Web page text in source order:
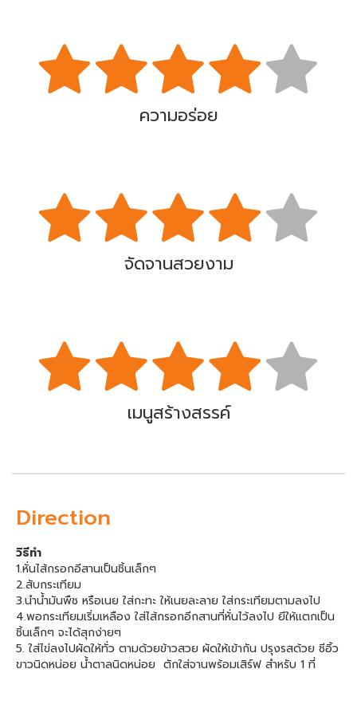
ความอร่อย
จัดจานสวยงาม
เมนูสร้างสรรค์
Direction
วิธีทำ
1.หั่นไส้กรอกอีสานเป็นชิ้นเล็กๆ
2.สับกระเทียม
3.นำน้ำมันพืช หรือเนย ใส่กะทะ ให้เนยละลาย ใส่กระเทียมตามลงไป
4.พอกระเทียมเริ่มเหลือง ใส่ไส้กรอกอีกสานที่หั่นไว้ลงไป ยีให้แตกเป็น
ชิ้นเล็กๆ จะได้สุกง่ายๆ
5. ใส่ไข่ลงไปผัดให้ทั่ว ตามด้วยข้าวสวย ผัดให้เข้ากัน ปรุงรสด้วย ซีอิ้ว
ขาวนิดหน่อย น้ำตาลนิดหน่อย ตักใส่จานพร้อมเสิร์ฟ สำหรับ 1 ที่